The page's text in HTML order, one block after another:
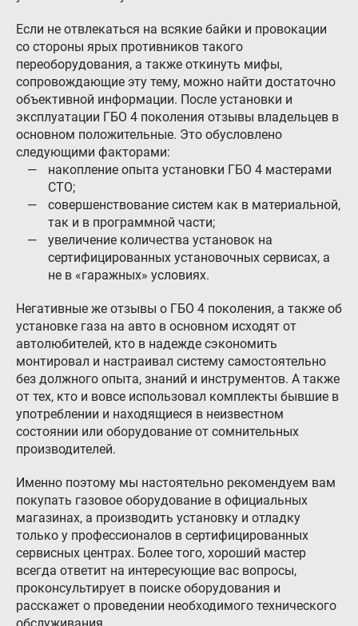
Если не отвлекаться на всякие байки и провокации
со стороны ярых противников такого
переоборудования, а также откинуть мифы,
сопровождающие эту тему, можно найти достаточно
объективной информации. После установки и
эксплуатации ГБО 4 поколения отзывы владельцев в
основном положительные. Это обусловлено
следующими факторами:
накопление опыта установки ГБО 4 мастерами
СТО;
совершенствование систем как в материальной,
так и в программной части;
увеличение количества установок на
сертифицированных установочных сервисах, а
не в «гаражных» условиях.
Негативные же отзывы о ГБО 4 поколения, а также об
установке газа на авто в основном исходят от
автолюбителей, кто в надежде сэкономить
монтировал и настраивал систему самостоятельно
без должного опыта, знаний и инструментов. А также
от тех, кто и вовсе использовал комплекты бывшие в
употреблении и находящиеся в неизвестном
состоянии или оборудование от сомнительных
производителей.
Именно поэтому мы настоятельно рекомендуем вам
покупать газовое оборудование в официальных
магазинах, а производить установку и отладку
только у профессионалов в сертифицированных
сервисных центрах. Более того, хороший мастер
всегда ответит на интересующие вас вопросы,
проконсультирует в поиске оборудования и
расскажет о проведении необходимого технического